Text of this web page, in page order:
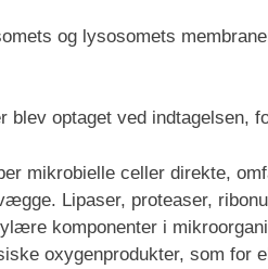
og lysosomets
blev optaget ved indtagelsen,
mikrobielle celler direkte,
Lipaser, proteaser,
komponenter i
oxygenprodukter, som for